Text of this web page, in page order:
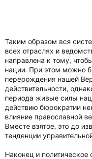
Таким образом вся
всех отраслях и
направлена к тому,
нации. При этом можно
перерождения нашей
действительности,
периода живые силы
действию бюрократии
влияние православной
Вместе взятое, это до
тенденции
Наконец и